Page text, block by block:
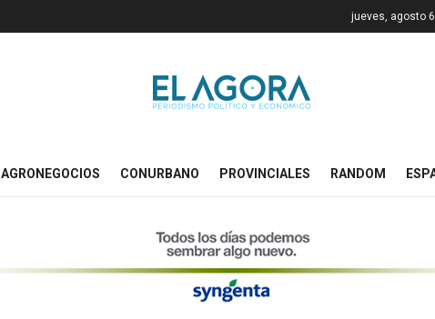
jueves, agosto
AGRONEGOCIOS CONURBANO PROVINCIALES RANDOM